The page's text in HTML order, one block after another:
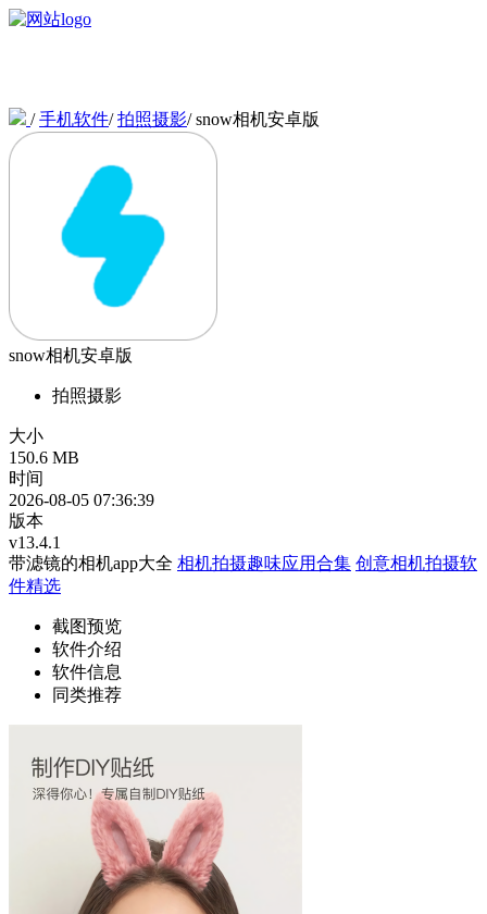
/手机软件/拍照摄影/snow相机安卓版
snow相机安卓版
拍照摄影
大小
150.6 MB
时间
2026-08-05 07:36:39
版本
v13.4.1
带滤镜的相机app大全 相机拍摄趣味应用合集 创意相机拍摄软
件精选
截图预览
软件介绍
软件信息
同类推荐